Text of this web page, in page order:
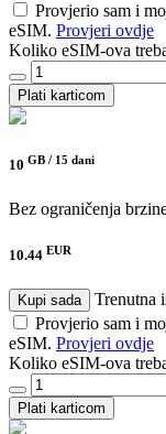
Provjerio sam i
eSIM. Provjeri ovdje
Koliko eSIM-ova
Plati karticom
10 GB / 15 dani
Bez ograničenja
10.44 EUR
Kupi sada
Trenutna
Provjerio sam i
eSIM. Provjeri ovdje
Koliko eSIM-ova
Plati karticom